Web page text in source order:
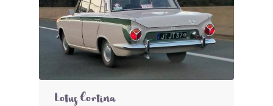
Lotus Cortina